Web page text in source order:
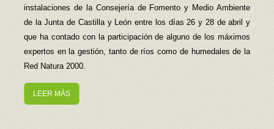
instalaciones de la Consejería de Fomento y Medio Ambiente
de la Junta de Castilla y León entre los días 26 y 28 de abril y
que ha contado con la participación de alguno de los máximos
expertos en la gestión, tanto de ríos como de humedales de la
Red Natura 2000.
LEER MÁS